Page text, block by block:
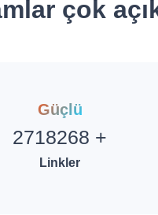
çok
Güçlü
2718268 +
Linkler